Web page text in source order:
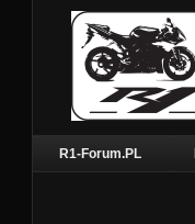
R1-Forum.PL